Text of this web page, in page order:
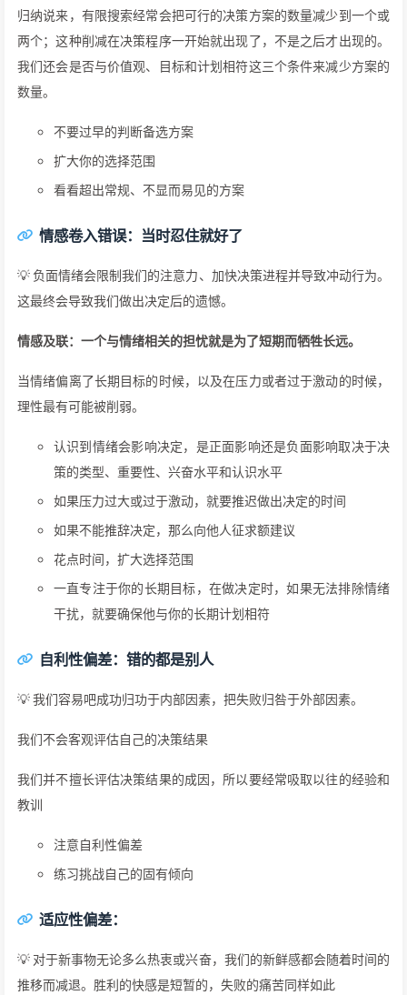
归纳说来，有限搜索经常会把可行的决策方案的数量减少到一个或
两个；这种削减在决策程序一开始就出现了，不是之后才出现的。
我们还会是否与价值观、目标和计划相符这三个条件来减少方案的
数量。
不要过早的判断备选方案
扩大你的选择范围
看看超出常规、不显而易见的方案
情感卷入错误：当时忍住就好了
💡 负面情绪会限制我们的注意力、加快决策进程并导致冲动行为。
这最终会导致我们做出决定后的遗憾。
情感及联：一个与情绪相关的担忧就是为了短期而牺牲长远。
当情绪偏离了长期目标的时候，以及在压力或者过于激动的时候，
理性最有可能被削弱。
认识到情绪会影响决定，是正面影响还是负面影响取决于决
策的类型、重要性、兴奋水平和认识水平
如果压力过大或过于激动，就要推迟做出决定的时间
如果不能推辞决定，那么向他人征求额建议
花点时间，扩大选择范围
一直专注于你的长期目标，在做决定时，如果无法排除情绪
干扰，就要确保他与你的长期计划相符
自利性偏差：错的都是别人
💡 我们容易吧成功归功于内部因素，把失败归咎于外部因素。
我们不会客观评估自己的决策结果
我们并不擅长评估决策结果的成因，所以要经常吸取以往的经验和
教训
注意自利性偏差
练习挑战自己的固有倾向
适应性偏差：
💡 对于新事物无论多么热衷或兴奋，我们的新鲜感都会随着时间的
推移而减退。胜利的快感是短暂的，失败的痛苦同样如此